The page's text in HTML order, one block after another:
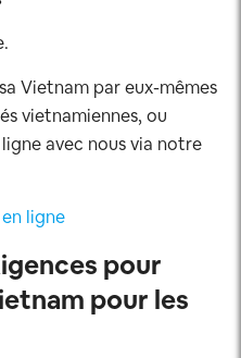
Vietnam par eux-mêmes
vietnamiennes, ou
avec nous via notre
ligne
pour
pour les